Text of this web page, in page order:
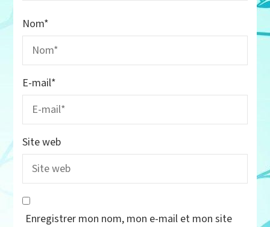
Nom*
E-mail*
Site web
Enregistrer mon nom, mon e-mail et mon site